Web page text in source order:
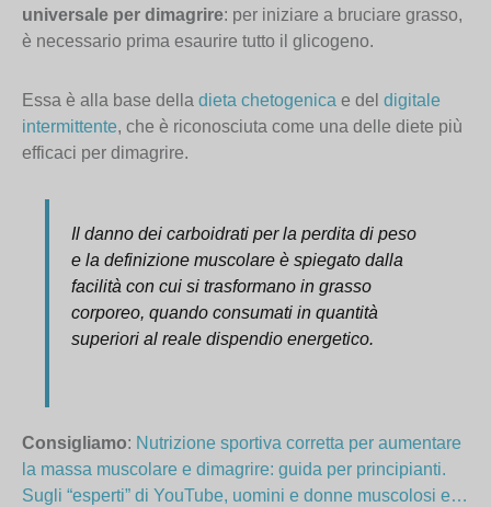
universale per dimagrire: per iniziare a bruciare grasso,
è necessario prima esaurire tutto il glicogeno.
Essa è alla base della dieta chetogenica e del digitale
intermittente, che è riconosciuta come una delle diete più
efficaci per dimagrire.
Il danno dei carboidrati per la perdita di peso
e la definizione muscolare è spiegato dalla
facilità con cui si trasformano in grasso
corporeo, quando consumati in quantità
superiori al reale dispendio energetico.
Consigliamo: Nutrizione sportiva corretta per aumentare
la massa muscolare e dimagrire: guida per principianti.
Sugli “esperti” di YouTube, uomini e donne muscolosi e…